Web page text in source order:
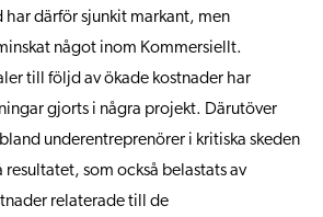
har därför sjunkit markant, men
något inom Kommersiellt.
till följd av ökade kostnader har
gjorts i några projekt. Därutöver
underentreprenörer i kritiska skeden
som också belastats av
relaterade till de